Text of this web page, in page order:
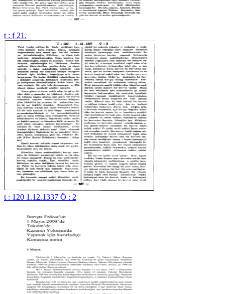
t : f 21.
t : 120 1.12.1337 Ö : 2